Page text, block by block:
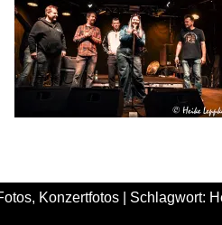
, Konzertfotos | Schlagwort: